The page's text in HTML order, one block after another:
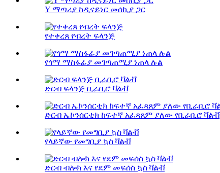
Y ማጣሪያ ከዲናይነር መሰኪያ ጋር
የተቀረጸ የብረት ፍላንጅ
የጎማ ማስፋፊያ መገጣጠሚያ ነጠላ ሉል
ድርብ ፍላንጅ ቢራቢሮ ቫልቭ
ድርብ ኤኮንሰርቲክ ከፍተኛ አፈጻጸም ያለው የቢራቢሮ ቫልቭ
የላይኛው የመግቢያ ኳስ ቫልቭ
ድርብ ብሎክ እና የደም መፍሰስ ኳስ ቫልቭ